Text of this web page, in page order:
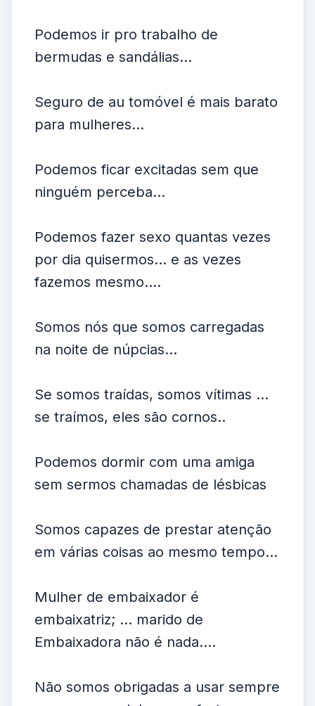
Podemos ir pro trabalho de
bermudas e sandálias...
Seguro de au tomóvel é mais barato
para mulheres...
Podemos ficar excitadas sem que
ninguém perceba...
Podemos fazer sexo quantas vezes
por dia quisermos... e as vezes
fazemos mesmo....
Somos nós que somos carregadas
na noite de núpcias...
Se somos traídas, somos vítimas ...
se traímos, eles são cornos..
Podemos dormir com uma amiga
sem sermos chamadas de lésbicas
Somos capazes de prestar atenção
em várias coisas ao mesmo tempo...
Mulher de embaixador é
embaixatriz; ... marido de
Embaixadora não é nada....
Não somos obrigadas a usar sempre